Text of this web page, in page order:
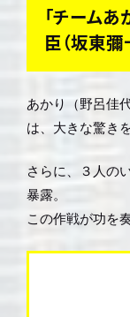
「チーム
臣（坂東
あかり（野呂佳
は、大きな驚き
さらに、３人の
暴露。
この作戦が功を